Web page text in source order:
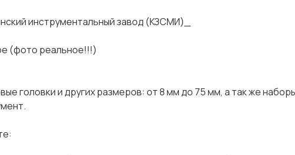
завод (КЗСМИ)_
реальное!!!)
головки и других размеров: от 8 мм до 75 мм, а так же